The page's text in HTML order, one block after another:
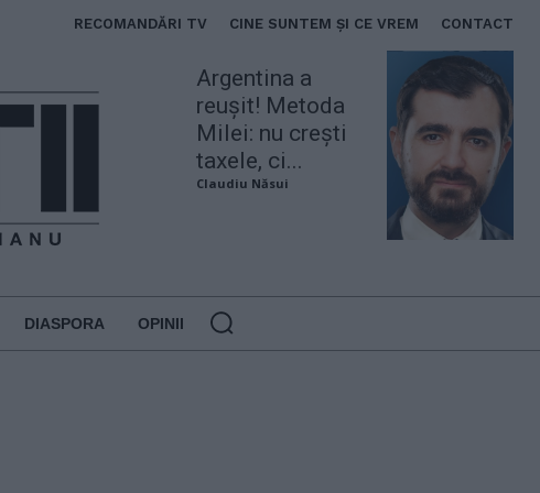
RECOMANDĂRI TV CINE SUNTEM ȘI CE VREM CONTACT
Argentina a
reușit! Metoda
Milei: nu crești
taxele, ci...
Claudiu Năsui
DIASPORA OPINII